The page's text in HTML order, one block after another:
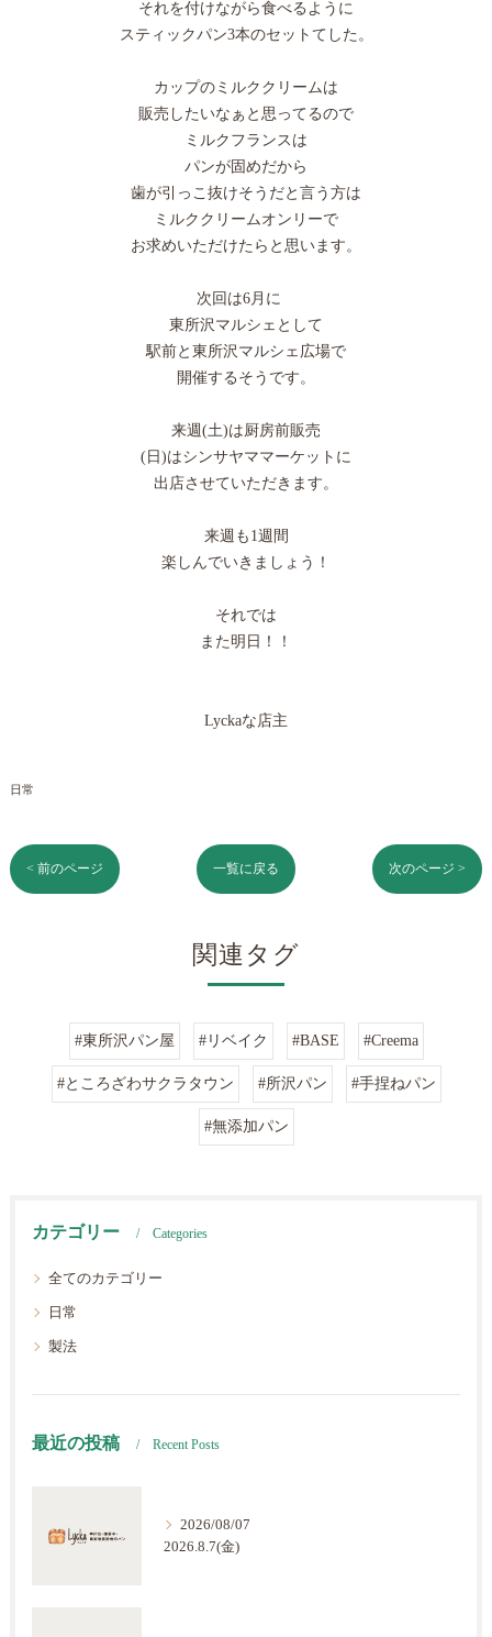
それを付けながら食べるように
スティックパン3本のセットてした。
カップのミルククリームは
販売したいなぁと思ってるので
ミルクフランスは
パンが固めだから
歯が引っこ抜けそうだと言う方は
ミルククリームオンリーで
お求めいただけたらと思います。
次回は6月に
東所沢マルシェとして
駅前と東所沢マルシェ広場で
開催するそうです。
来週(土)は厨房前販売
(日)はシンサヤママーケットに
出店させていただきます。
来週も1週間
楽しんでいきましょう！
それでは
また明日！！
Lyckaな店主
日常
< 前のページ 一覧に戻る 次のページ >
関連タグ
#東所沢パン屋 #リベイク #BASE #Creema
#ところざわサクラタウン #所沢パン #手捏ねパン
#無添加パン
カテゴリー Categories
全てのカテゴリー
日常
製法
最近の投稿 Recent Posts
2026/08/07
2026.8.7(金)